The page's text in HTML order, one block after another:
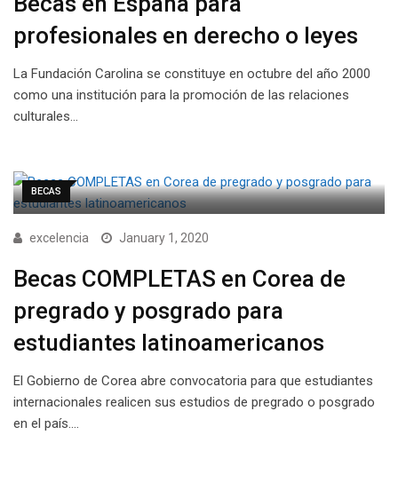
profesionales en derecho o leyes
La Fundación Carolina se constituye en octubre del año 2000
como una institución para la promoción de las relaciones
culturales…
BECAS
excelencia January 1, 2020
Becas COMPLETAS en Corea de
pregrado y posgrado para
estudiantes latinoamericanos
El Gobierno de Corea abre convocatoria para que estudiantes
internacionales realicen sus estudios de pregrado o posgrado
en el país.…